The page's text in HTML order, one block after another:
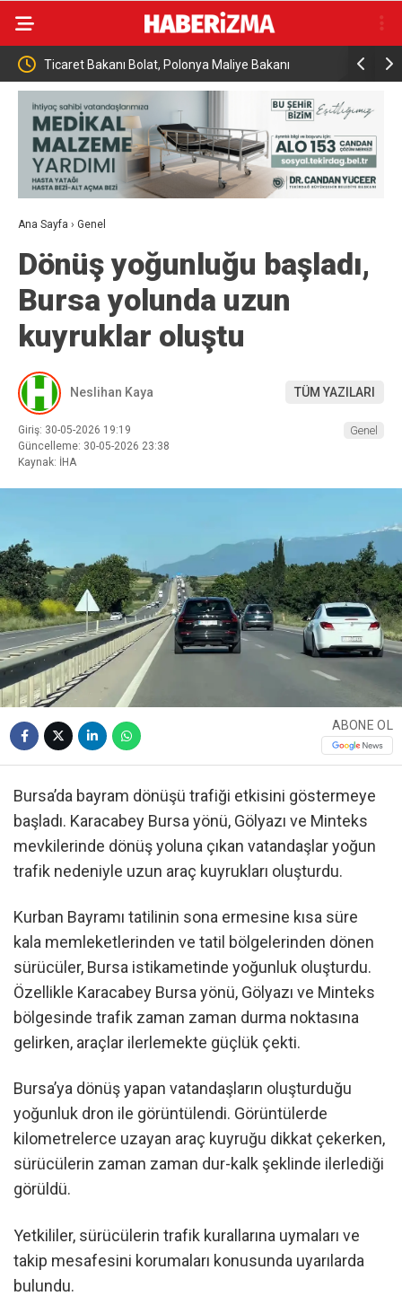
Ticaret Bakanı Bolat, Polonya Maliye Bakanı
Domanski ile bir araya geldi
Ana Sayfa › Genel
Dönüş yoğunluğu başladı,
Bursa yolunda uzun
kuyruklar oluştu
Neslihan Kaya TÜM YAZILARI
Giriş: 30-05-2026 19:19
Güncelleme: 30-05-2026 23:38
Kaynak: İHA
Genel
ABONE OL
Bursa’da bayram dönüşü trafiği etkisini göstermeye
başladı. Karacabey Bursa yönü, Gölyazı ve Minteks
mevkilerinde dönüş yoluna çıkan vatandaşlar yoğun
trafik nedeniyle uzun araç kuyrukları oluşturdu.
Kurban Bayramı tatilinin sona ermesine kısa süre
kala memleketlerinden ve tatil bölgelerinden dönen
sürücüler, Bursa istikametinde yoğunluk oluşturdu.
Özellikle Karacabey Bursa yönü, Gölyazı ve Minteks
bölgesinde trafik zaman zaman durma noktasına
gelirken, araçlar ilerlemekte güçlük çekti.
Bursa’ya dönüş yapan vatandaşların oluşturduğu
yoğunluk dron ile görüntülendi. Görüntülerde
kilometrelerce uzayan araç kuyruğu dikkat çekerken,
sürücülerin zaman zaman dur-kalk şeklinde ilerlediği
görüldü.
Yetkililer, sürücülerin trafik kurallarına uymaları ve
takip mesafesini korumaları konusunda uyarılarda
bulundu.